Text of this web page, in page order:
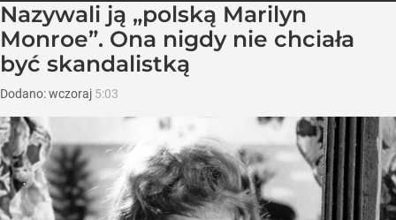
Nazywali ją „polską Marilyn
Monroe”. Ona nigdy nie chciała
być skandalistką
Dodano:wczoraj 5:03